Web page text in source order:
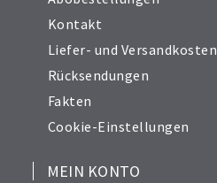
Kontakt
Liefer- und Versandkosten
Rücksendungen
Fakten
Cookie-Einstellungen
MEIN KONTO